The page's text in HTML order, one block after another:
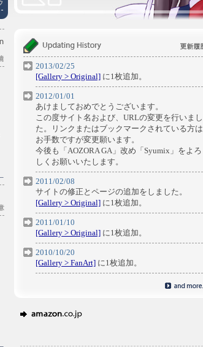
2013/02/25
[Gallery > Original] に1枚追加。
2012/01/01
あけましておめでとうございます。
この度サイト名および、URLの変更を行いまし
た。リンクまたはブックマークされている方は
お手数ですが変更願います。
今後も「AOZORA GA」改め「Syumix」をよろ
しくお願いいたします。
2011/02/08
サイトの修正とページの追加をしました。
[Gallery > Original] に1枚追加。
2011/01/10
[Gallery > Original] に1枚追加。
2010/10/20
[Gallery > FanArt] に1枚追加。